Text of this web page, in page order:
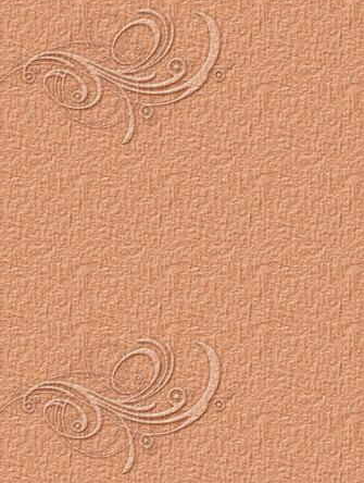
听谁说 Tīng shéi shuō ใครเป็นผู้ฟัง
生孩子 Shēng háizi คลอดลูก
情人变婶婶 Qíngrén biàn shěnshen แฟน
กลายเป็นอาสะใภ้
如何表达 Rúhé biǎodá วิธีการแสดงออก
早了解了 Zǎo liǎojiěle ฉันเข้าใจคุณมานาน
ล้ว
一点也不浪漫 Yīdiǎn yě bù làngmàn ไม่
รแมนติคเล
富豪与少女 Fùháo yǔ shàonǚ เศรษฐีกับสาว
งาม
男朋友的礼物 Nán péngyǒu de lǐwù ของขวัญ
จากแฟน
成功一半 Chénggōng yībàn สำเร็จครึ่งนึง
处女心 Chǔnǚ xīn สาวบริสุทธิ์(บนคานทอง)
天才儿子 Tiāncái érzi บุตรที่ฟ้าประทาน
你长得像谁 Nǐ zhǎng dé xiàng shéi โตขึ้น
อยากเหมือนใคร
如果天不下雨 Rúguǒ tiān bùxià yǔ ถ้าหากฝน
ไม่ตก